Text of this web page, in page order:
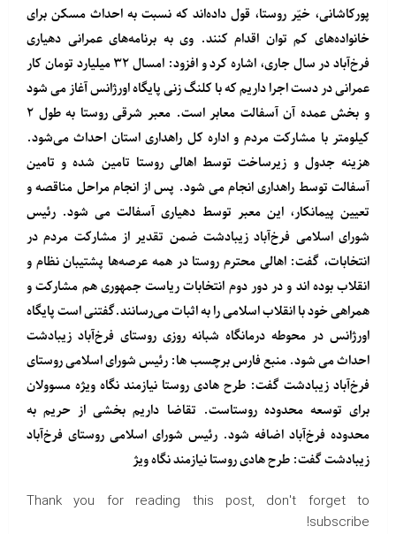
پورکاشانی، خیّر روستا، قول داده‌اند که نسبت به احداث مسکن برای
خانواده‌های کم توان اقدام کنند. وی به برنامه‌های عمرانی دهیاری
فرخ‌آباد در سال جاری، اشاره کرد و افزود: امسال ۳۲ میلیارد تومان کار
عمرانی در دست اجرا داریم که با کلنگ زنی پایگاه اورژانس آغاز می شود
و بخش عمده آن آسفالت معابر است. معبر شرقی روستا به طول ۲
کیلومتر با مشارکت مردم و اداره کل راهداری استان احداث می‌شود.
هزینه جدول و زیرساخت توسط اهالی روستا تامین شده و تامین
آسفالت توسط راهداری انجام می شود. پس از انجام مراحل مناقصه و
تعیین پیمانکار، این معبر توسط دهیاری آسفالت می شود. رئیس
شورای اسلامی فرخ‌آباد زیبادشت ضمن تقدیر از مشارکت مردم در
انتخابات، گفت: اهالی محترم روستا در همه عرصه‌ها پشتیبان نظام و
انقلاب بوده اند و در دور دوم انتخابات ریاست جمهوری هم مشارکت و
همراهی خود با انقلاب اسلامی را به اثبات می‌رسانند.گفتنی است پایگاه
اورژانس در محوطه درمانگاه شبانه روزی روستای فرخ‌آباد زیبادشت
احداث می شود. منبعفارسبرچسب ها: رئیس شورای اسلامی روستای
فرخ‌آباد زیبادشت گفت: طرح هادی روستا نیازمند نگاه ویژه مسوولان
برای توسعه محدوده روستاست. تقاضا داریم بخشی از حریم به
محدوده فرخ‌آباد اضافه شود. رئیس شورای اسلامی روستای فرخ‌آباد
زیبادشت گفت: طرح هادی روستا نیازمند نگاه ویژ
Thank you for reading this post, don't forget to
subscribe!